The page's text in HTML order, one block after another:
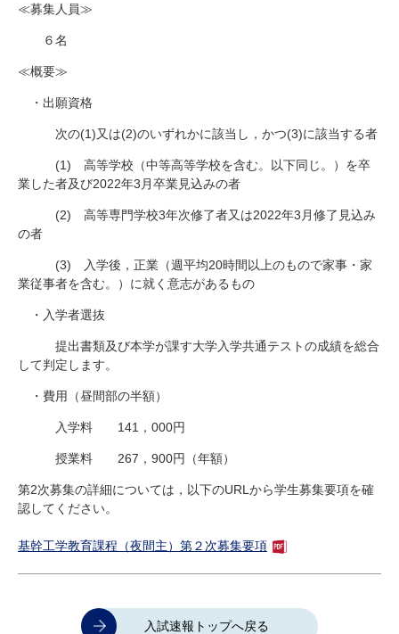
≪募集人員≫
６名
≪概要≫
・出願資格
次の(1)又は(2)のいずれかに該当し，かつ(3)に該当する者
(1) 高等学校（中等高等学校を含む。以下同じ。）を卒
業した者及び2022年3 月卒業見込みの者
(2) 高等専門学校3年次修了者又は2022年3 月修了見込み
の者
(3) 入学後，正業（週平均20時間以上のもので家事・家
業従事者を含む。）に就く意志があるもの
・入学者選抜
提出書類及び本学が課す大学入学共通テストの成績を総合
して判定します。
・費用（昼間部の半額）
入学料 141 ， 000円
授業料 267 ， 900円（年額）
第2次募集の詳細については，以下のURL から学生募集要項を確
認してください。
基幹工学教育課程（夜間主）第２次募集要項
入試速報トップへ戻る